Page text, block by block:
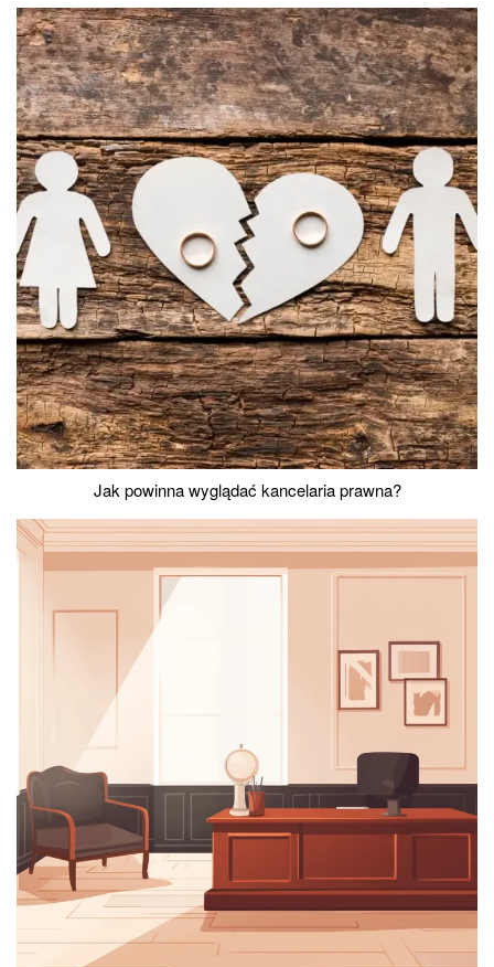
Jak powinna wyglądać kancelaria prawna?